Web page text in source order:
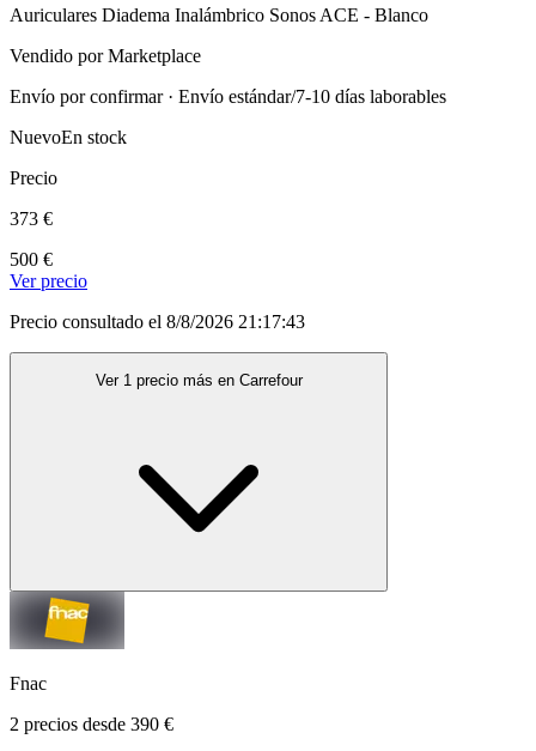
Auriculares Diadema Inalámbrico Sonos ACE - Blanco
Vendido por Marketplace
Envío por confirmar · Envío estándar/7-10 días laborables
NuevoEn stock
Precio
373 €
500 €
Ver precio
Precio consultado el 8/8/2026 21:17:43
Ver 1 precio más en Carrefour
Fnac
2 precios desde 390 €